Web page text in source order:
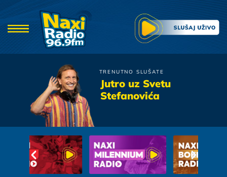
TRENUTNO SLUŠATE
Jutro uz Svetu
Stefanovića
Boris Rezak
Gospodska Ulica